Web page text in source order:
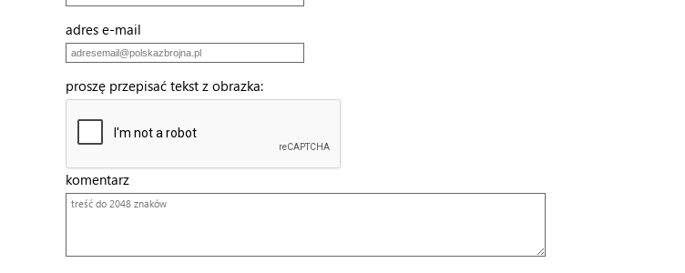
adres e-mail
proszę przepisać tekst z obrazka:
komentarz